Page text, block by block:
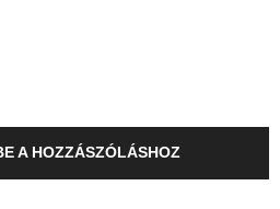
A HOZZÁSZÓLÁSHOZ